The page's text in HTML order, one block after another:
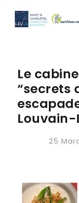
Le
“secrets
Louvain-
25